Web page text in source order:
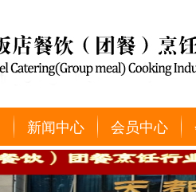
新闻中心 会员中心